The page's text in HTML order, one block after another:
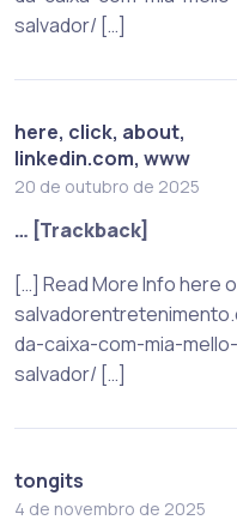
salvador/ […]
here, click, about,
linkedin.com, www
20 de outubro de 2025
… [Trackback]
[…] Read More Info here
da-caixa-com-mia-
salvador/ […]
tongits
4 de novembro de 2025